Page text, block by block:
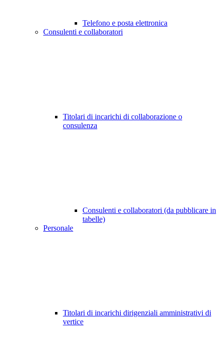
Telefono e posta elettronica
Consulenti e collaboratori
Titolari di incarichi di collaborazione o
consulenza
Consulenti e collaboratori (da pubblicare in
tabelle)
Personale
Titolari di incarichi dirigenziali amministrativi di
vertice